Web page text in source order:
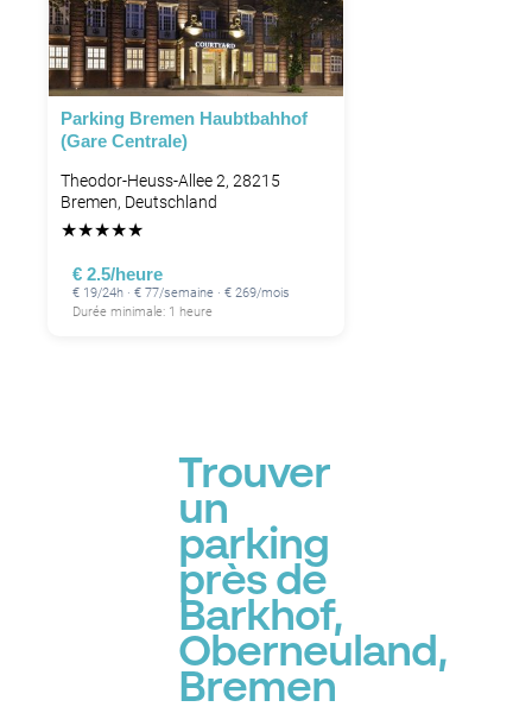
Parking Bremen Haubtbahhof
(Gare Centrale)
Theodor-Heuss-Allee 2, 28215
Bremen, Deutschland
★★★★★
€ 2.5/heure
€ 19/24h · € 77/semaine · € 269/mois
Durée minimale: 1 heure
Trouver
un
parking
près de
Barkhof,
Oberneuland,
Bremen